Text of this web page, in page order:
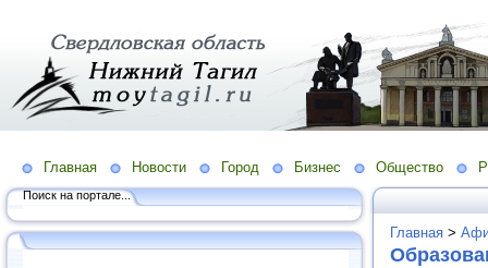
Главная Новости Город Бизнес Общество
Поиск на портале...
Главная >